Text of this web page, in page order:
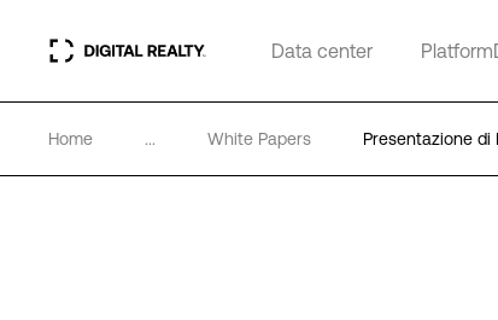
Data center
Home ... White Papers Presentazione di